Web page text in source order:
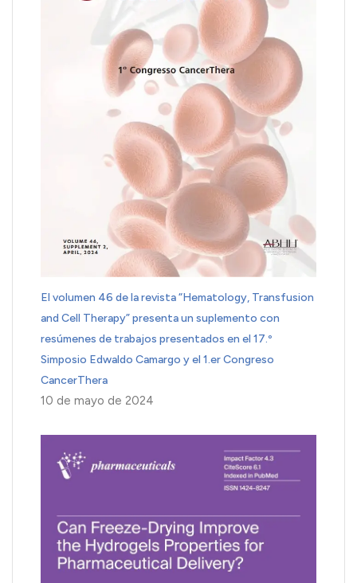
El volumen 46 de la revista “Hematology, Transfusion
and Cell Therapy” presenta un suplemento con
resúmenes de trabajos presentados en el 17.º
Simposio Edwaldo Camargo y el 1.er Congreso
CancerThera
10 de mayo de 2024